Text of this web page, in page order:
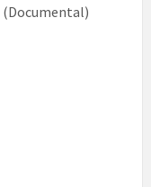
(Documental)